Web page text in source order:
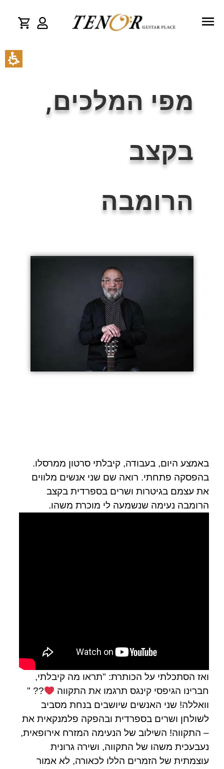
מפי המלכים,
בקצב
הרומבה
באמצע היום, בעבודה, קיבלתי סרטון ממרסלו.
בהפסקה פתחתי. רואה שם שני אנשים מלווים
את עצמם בגיטרות ושרים בספרדית בקצב
הרומבה נעימה שנשמעה לי מוכרת משהו.
ואז הסתכלתי על הכותרת: "תראו מה קיבלתי,
חברינו הגיפסי קינגס תרגמו את התקווה
??
"
וואללה! שני האנשים שיושבים בנחת מסביב
לשולחן ושרים בספרדית ובהפקה פלמנקאית את
– התקווה! השילוב של הנעימה המזרח אירופאית,
נעבעכית משהו של התקווה, ושירה גרונית
עוצמתית של הזמרים הללו לכאורה, לא אמור